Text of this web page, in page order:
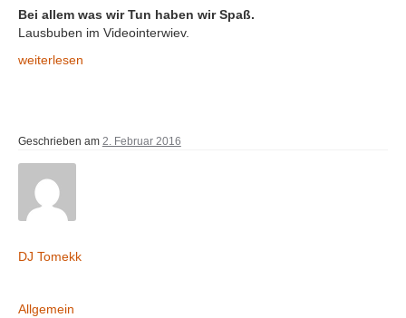
Bei allem was wir Tun haben wir Spaß.
Lausbuben im Videointerwiev.
Lausbuben. #DasGuteLeben
weiterlesen
Geschrieben am 2. Februar 2016
DJ Tomekk
Allgemein